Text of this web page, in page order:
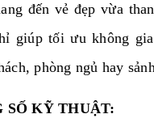
đến vẻ đẹp vừa
giúp tối ưu không
phòng ngủ hay
SỐ KỸ THUẬT: